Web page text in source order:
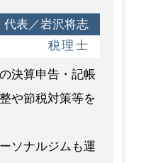
代表／岩沢将志
税理士
決算申告・記帳
や節税対策等を
ソナルジムも運